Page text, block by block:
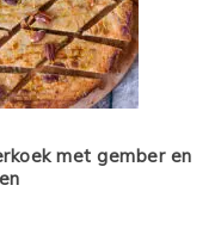
met gember en